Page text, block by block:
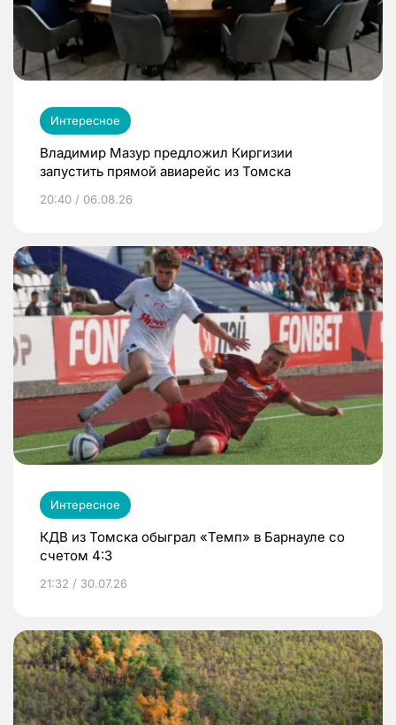
Интересное
Владимир Мазур предложил Киргизии
запустить прямой авиарейс из Томска
20:40 / 06.08.26
Интересное
КДВ из Томска обыграл «Темп» в Барнауле со
счетом 4:3
21:32 / 30.07.26